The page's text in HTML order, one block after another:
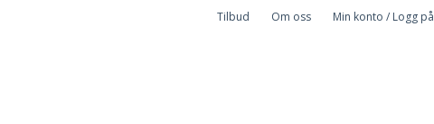
Tilbud Om oss Min konto / Logg på